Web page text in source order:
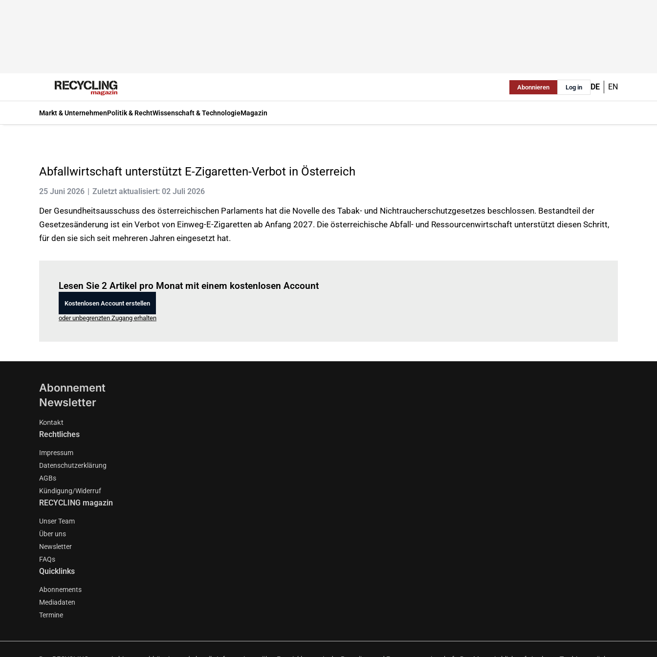
Abonnieren Log in DE EN
Markt & UnternehmenPolitik & RechtWissenschaft & TechnologieMagazin
Abfallwirtschaft unterstützt E-Zigaretten-Verbot in Österreich
25 Juni 2026 Zuletzt aktualisiert: 02 Juli 2026
Der Gesundheitsausschuss des österreichischen Parlaments hat die Novelle des Tabak- und Nichtraucherschutzgesetzes beschlossen. Bestandteil der
Gesetzesänderung ist ein Verbot von Einweg-E-Zigaretten ab Anfang 2027. Die österreichische Abfall- und Ressourcenwirtschaft unterstützt diesen Schritt,
für den sie sich seit mehreren Jahren eingesetzt hat.
Lesen Sie 2 Artikel pro Monat mit einem kostenlosen Account
Kostenlosen Account erstellen
oder unbegrenzten Zugang erhalten
Abonnement
Newsletter
Kontakt
Rechtliches
Impressum
Datenschutzerklärung
AGBs
Kündigung/Widerruf
RECYCLING magazin
Unser Team
Über uns
Newsletter
FAQs
Quicklinks
Abonnements
Mediadaten
Termine